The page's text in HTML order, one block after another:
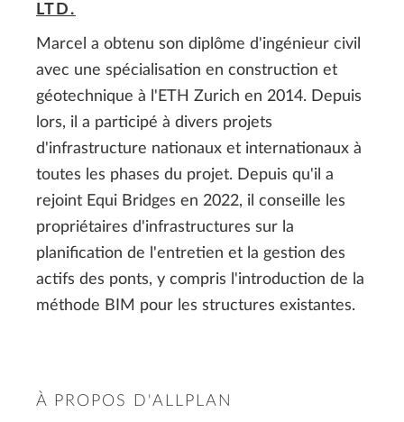
LTD.
Marcel a obtenu son diplôme d'ingénieur civil
avec une spécialisation en construction et
géotechnique à l'ETH Zurich en 2014. Depuis
lors, il a participé à divers projets
d'infrastructure nationaux et internationaux à
toutes les phases du projet. Depuis qu'il a
rejoint Equi Bridges en 2022, il conseille les
propriétaires d'infrastructures sur la
planification de l'entretien et la gestion des
actifs des ponts, y compris l'introduction de la
méthode BIM pour les structures existantes.
À PROPOS D'ALLPLAN